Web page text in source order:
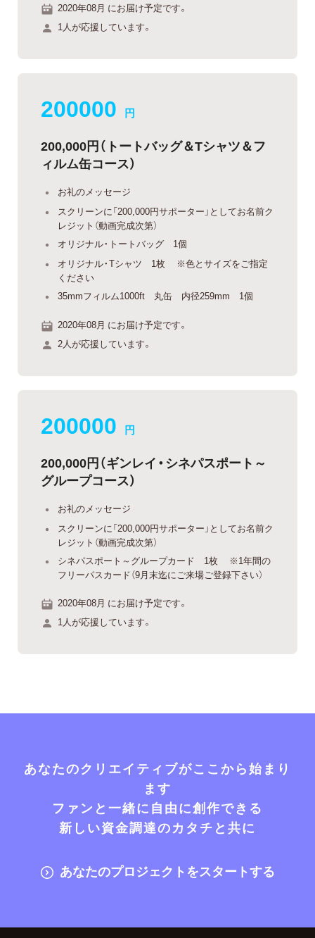
2020年08月 にお届け予定です。
1人が応援しています。
200000 円
200,000円（トートバッグ＆Tシャツ＆フ
ィルム缶コース）
お礼のメッセージ
スクリーンに「200,000円サポーター」としてお名前ク
レジット（動画完成次第）
オリジナル・トートバッグ 1個
オリジナル・Tシャツ 1枚 ※色とサイズをご指定
ください
35mmフィルム1000ft 丸缶 内径259mm 1個
2020年08月 にお届け予定です。
2人が応援しています。
200000 円
200,000円（ギンレイ・シネパスポート～
グループコース）
お礼のメッセージ
スクリーンに「200,000円サポーター」としてお名前ク
レジット（動画完成次第）
シネパスポート～グループカード 1枚 ※1年間の
フリーパスカード（9月末迄にご来場ご登録下さい）
2020年08月 にお届け予定です。
1人が応援しています。
あなたのクリエイティブがここから始まり
ます
ファンと一緒に自由に創作できる
新しい資金調達のカタチと共に
あなたのプロジェクトをスタートする